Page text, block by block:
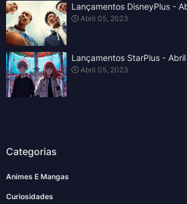
Lançamentos DisneyPlus -
Abril 05, 2023
Lançamentos StarPlus -
Abril 05, 2023
Categorias
Animes E Mangas
Curiosidades